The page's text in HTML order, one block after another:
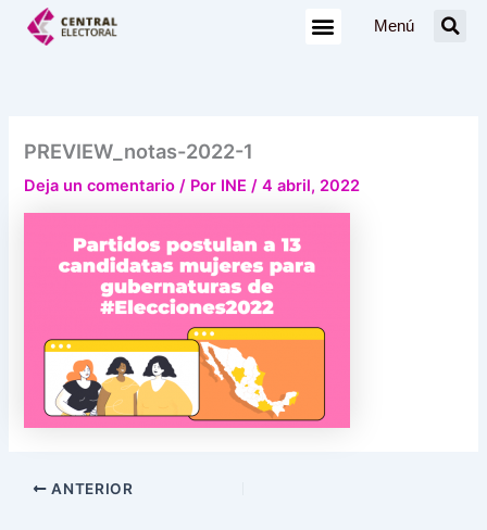
Menú
PREVIEW_notas-2022-1
Deja un comentario / Por INE/4 abril, 2022
ANTERIOR